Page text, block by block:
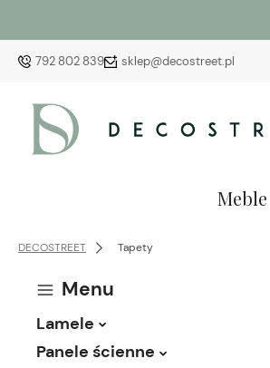
792 802 839 sklep@decostreet.pl
Meble
DECOSTREET Tapety
Menu
Lamele
Panele ścienne